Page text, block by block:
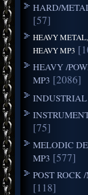
HARD/
[57]
HEAVY
HEAVY MP3
HEAVY /
MP3 [2086]
INDUSTRIAL
[75]
MELODIC
MP3 [577]
POST ROCK
[118]